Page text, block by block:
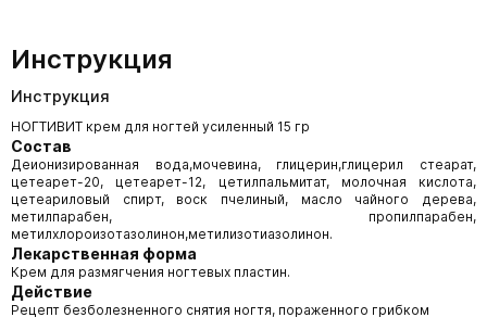
Инструкция
Инструкция
НОГТИВИТ крем для ногтей усиленный 15 гр
Состав
Деионизированная вода,мочевина, глицерин,глицерил стеарат,
цетеарет-20, цетеарет-12, цетилпальмитат, молочная кислота,
цетеариловый спирт, воск пчелиный, масло чайного дерева,
метилпарабен, пропилпарабен,
метилхлороизотазолинон,метилизотиазолинон.
Лекарственная форма
Крем для размягчения ногтевых пластин.
Действие
Рецепт безболезненного снятия ногтя, пораженного грибком